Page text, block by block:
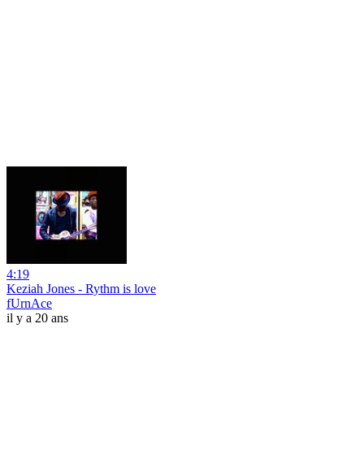
4:19
Keziah Jones - Rythm is love
fUrnAce
il y a 20 ans